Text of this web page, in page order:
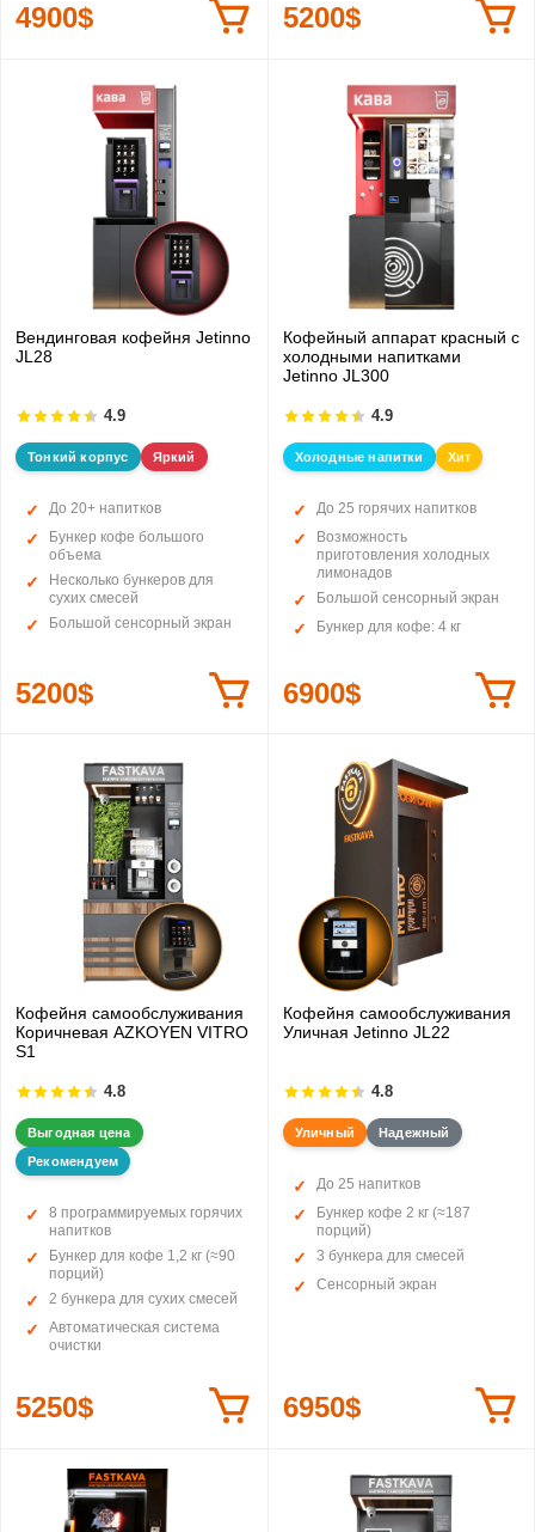
4900$ 5200$
Вендинговая кофейня Jetinno
JL28
4.9
Тонкий корпус Яркий
До 20+ напитков
Бункер кофе большого
объема
Несколько бункеров для
сухих смесей
Большой сенсорный экран
5200$
Кофейный аппарат красный с
холодными напитками
Jetinno JL300
4.9
Холодные напитки Хит
До 25 горячих напитков
Возможность
приготовления холодных
лимонадов
Большой сенсорный экран
Бункер для кофе: 4 кг
6900$
Кофейня самообслуживания
Коричневая AZKOYEN VITRO
S1
4.8
Выгодная цена
Рекомендуем
8 программируемых горячих
напитков
Бункер для кофе 1,2 кг (≈90
порций)
2 бункера для сухих смесей
Автоматическая система
очистки
5250$
Кофейня самообслуживания
Уличная Jetinno JL22
4.8
Уличный Надежный
До 25 напитков
Бункер кофе 2 кг (≈187
порций)
3 бункера для смесей
Сенсорный экран
6950$